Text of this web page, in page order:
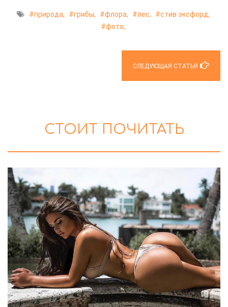
природа, грибы, флора, лес,
стив эксфорд,
фото,
СЛЕДУЮЩАЯ СТАТЬЯ
СТОИТ ПОЧИТАТЬ